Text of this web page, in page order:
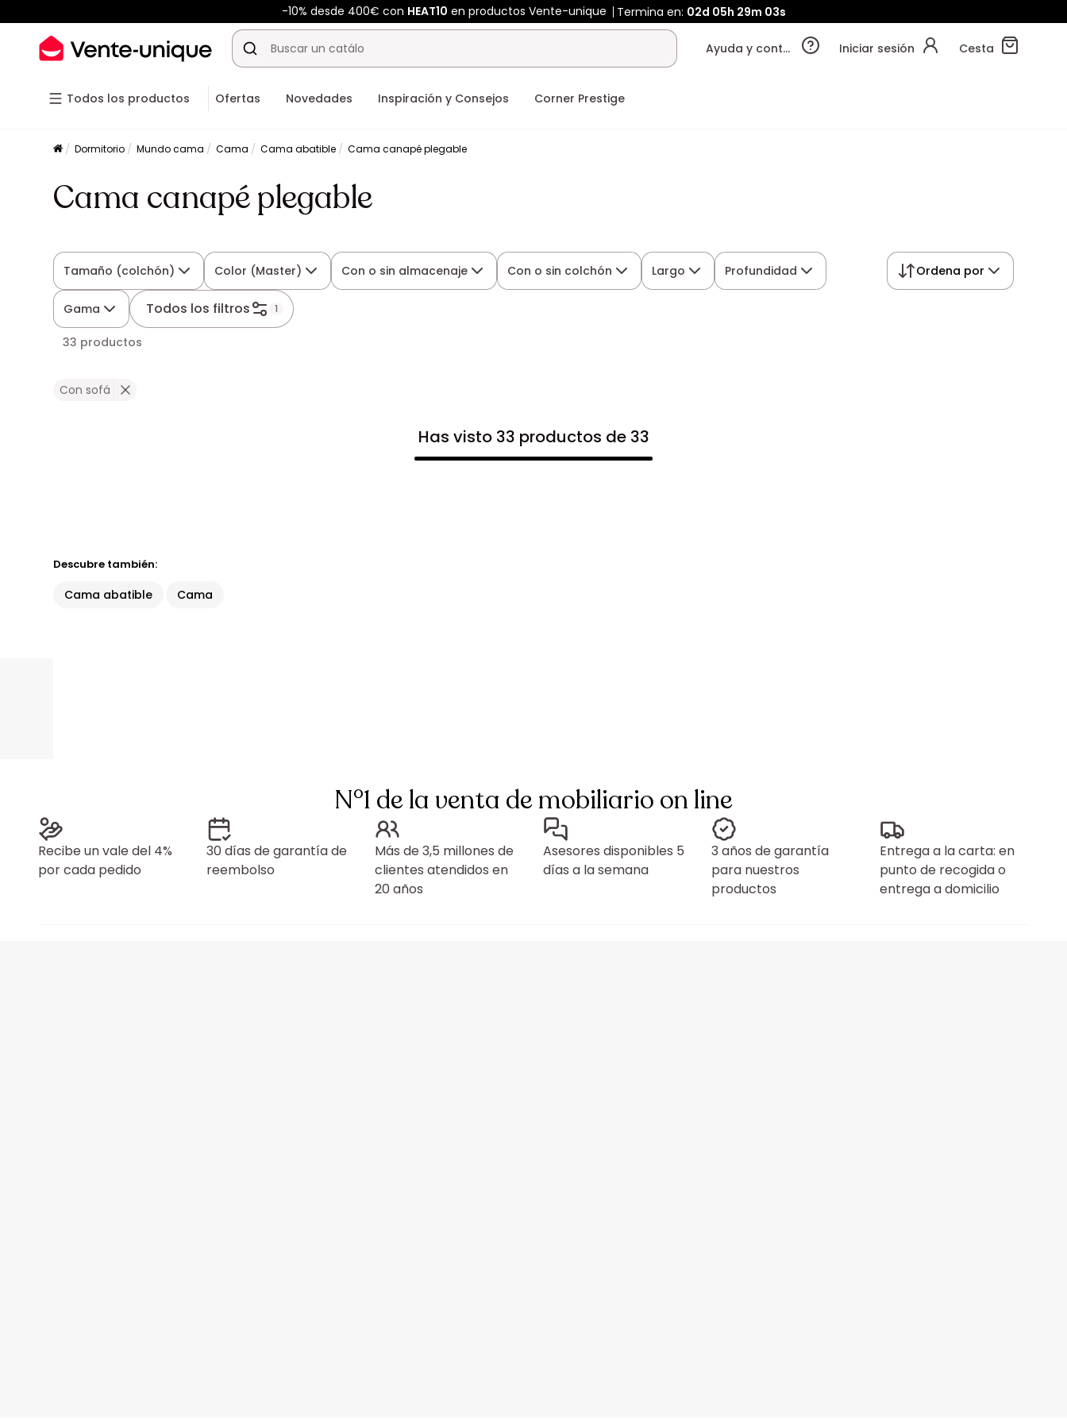
-10% desde 400€ con HEAT10 en productos Vente-unique Termina en: 02d 05h 29m 02s
Ayuda y contacto Iniciar sesión Cesta
Todos los productos Ofertas Novedades Inspiración y Consejos Corner Prestige
Dormitorio Mundo cama Cama Cama abatible Cama canapé plegable
Cama canapé plegable
Tamaño (colchón) Color (Master) Con o sin almacenaje Con o sin colchón Largo Profundidad
Gama Todos los filtros 1
Ordena por
33 productos
Con sofá
Has visto 33 productos de 33
Descubre también:
Cama abatible Cama
N°1 de la venta de mobiliario on line
Recibe un vale del 4%
por cada pedido
30 días de garantía de
reembolso
Más de 3,5 millones de
clientes atendidos en
20 años
Asesores disponibles 5
días a la semana
3 años de garantía
para nuestros
productos
Entrega a la carta: en
punto de recogida o
entrega a domicilio